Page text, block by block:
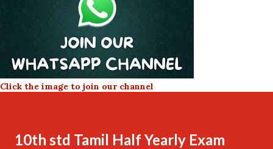
Click the image to join our channel
10th std Tamil Half Yearly Exam